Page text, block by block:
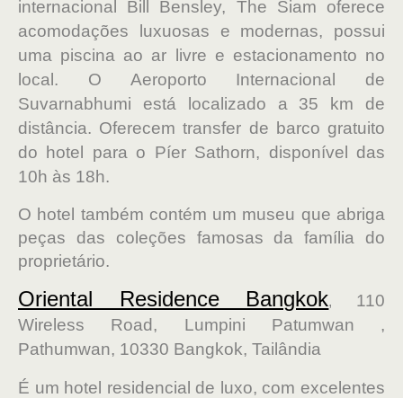
internacional Bill Bensley, The Siam oferece
acomodações luxuosas e modernas, possui
uma piscina ao ar livre e estacionamento no
local. O Aeroporto Internacional de
Suvarnabhumi está localizado a 35 km de
distância. Oferecem transfer de barco gratuito
do hotel para o Píer Sathorn, disponível das
10h às 18h.
O hotel também contém um museu que abriga
peças das coleções famosas da família do
proprietário.
Oriental Residence Bangkok, 110
Wireless Road, Lumpini Patumwan ,
Pathumwan, 10330 Bangkok, Tailândia
É um hotel residencial de luxo, com excelentes